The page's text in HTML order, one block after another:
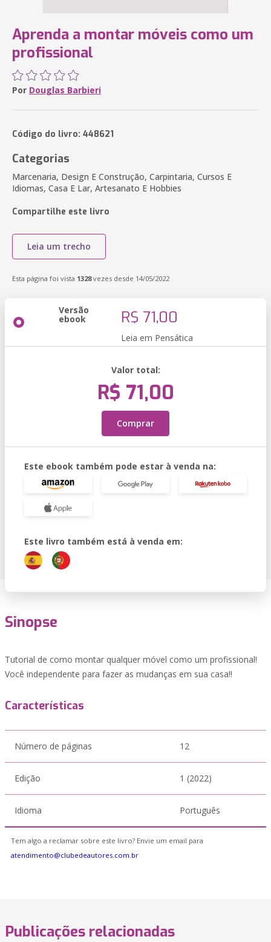
Aprenda a montar móveis como um
profissional
Por Douglas Barbieri
Código do livro: 448621
Categorias
Marcenaria, Design E Construção, Carpintaria, Cursos E
Idiomas, Casa E Lar, Artesanato E Hobbies
Compartilhe este livro
Leia um trecho
Esta página foi vista 1328vezes desde 14/05/2022
Versão
ebook R$ 71,00
Leia em Pensática
Valor total:
R$ 71,00
Comprar
Este ebook também pode estar à venda na:
Este livro também está à venda em:
Sinopse
Tutorial de como montar qualquer móvel como um profissional!
Você independente para fazer as mudanças em sua casa!!
Características
Número de páginas 12
Edição 1 (2022)
Idioma Português
Tem algo a reclamar sobre este livro? Envie um email para
atendimento@clubedeautores.com.br
Publicações relacionadas